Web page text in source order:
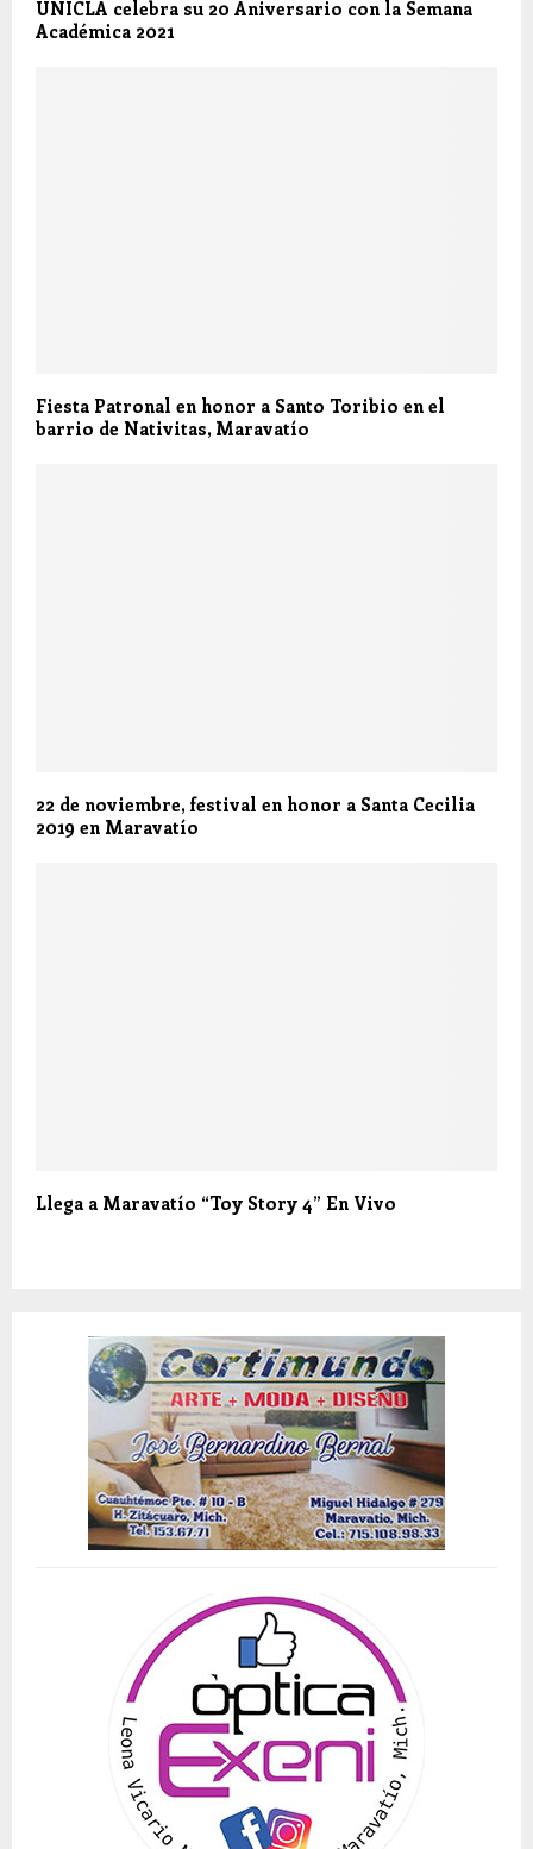
UNICLA celebra su 20 Aniversario con la Semana
Académica 2021
Fiesta Patronal en honor a Santo Toribio en el
barrio de Nativitas, Maravatío
22 de noviembre, festival en honor a Santa Cecilia
2019 en Maravatío
Llega a Maravatío “Toy Story 4” En Vivo